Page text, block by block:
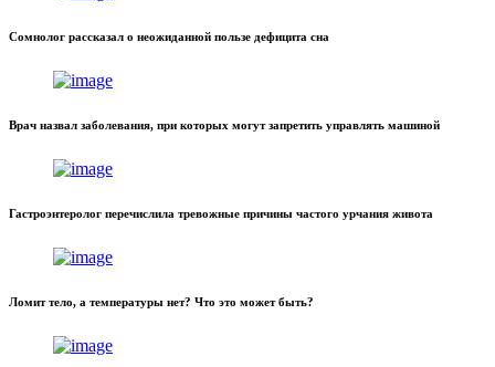
Сомнолог рассказал о неожиданной пользе дефицита сна
Врач назвал заболевания, при которых могут запретить управлять машиной
Гастроэнтеролог перечислила тревожные причины частого урчания живота
Ломит тело, а температуры нет? Что это может быть?